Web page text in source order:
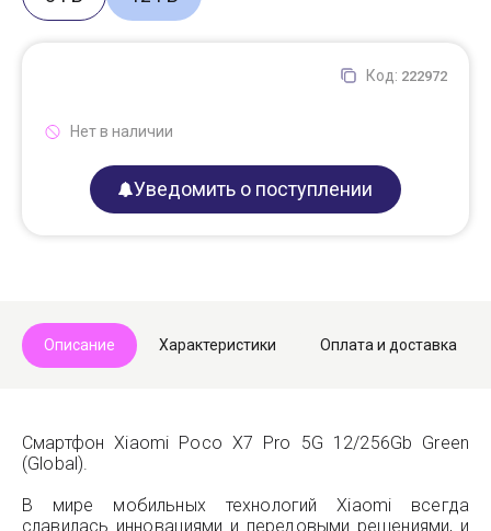
Код: 222972
Нет в наличии
Уведомить о поступлении
Описание Характеристики Оплата и доставка
Смартфон Xiaomi Poco X7 Pro 5G 12/256Gb Green
(Global).
В мире мобильных технологий Xiaomi всегда
славилась инновациями и передовыми решениями, и